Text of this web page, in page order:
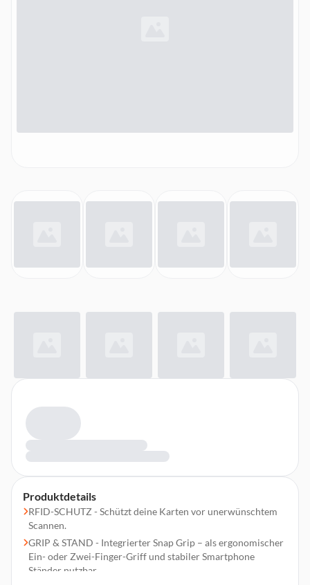
Produktdetails
RFID-SCHUTZ - Schützt deine Karten vor unerwünschtem
Scannen.
GRIP & STAND - Integrierter Snap Grip – als ergonomischer
Ein- oder Zwei-Finger-Griff und stabiler Smartphone
Ständer nutzbar.